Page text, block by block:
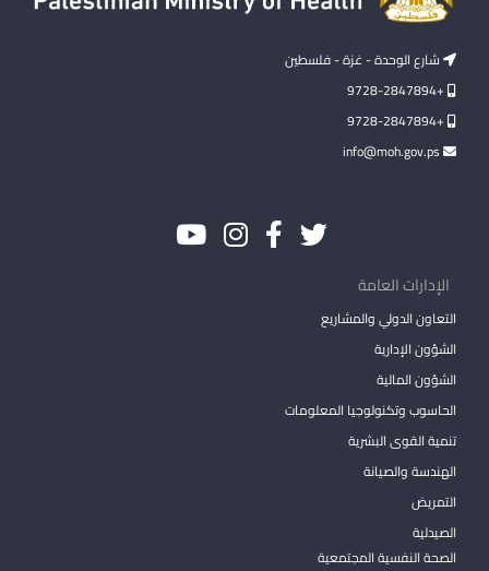
شارع الوحدة - غزة - فلسطين
+9728-2847894
+9728-2847894
الإدارات العامة
التعاون الدولي والمشاريع
الشؤون الإدارية
الشؤون المالية
الحاسوب وتكنولوجيا المعلومات
تنمية القوى البشرية
الهندسة والصيانة
التمريض
الصيدلية
الصحة النفسية المجتمعية